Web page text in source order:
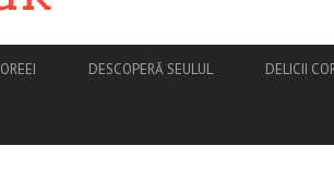
DESCOPERĂ SEULUL DELICII